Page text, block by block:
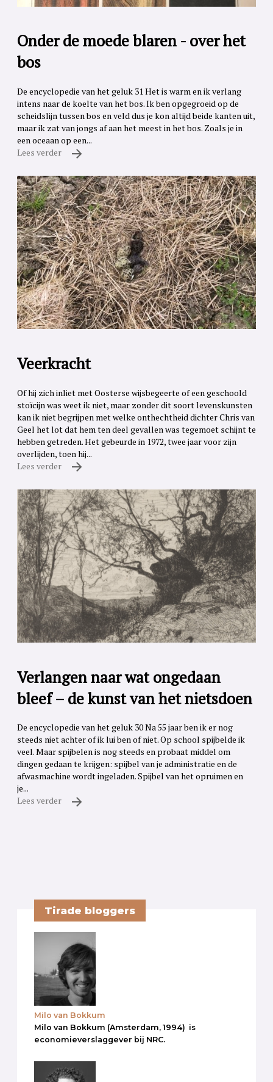
Onder de moede blaren - over het
bos
De encyclopedie van het geluk 31 Het is warm en ik verlang
intens naar de koelte van het bos. Ik ben opgegroeid op de
scheidslijn tussen bos en veld dus je kon altijd beide kanten uit,
maar ik zat van jongs af aan het meest in het bos. Zoals je in
een oceaan op een...
Lees verder
Veerkracht
Of hij zich inliet met Oosterse wijsbegeerte of een geschoold
stoïcijn was weet ik niet, maar zonder dit soort levenskunsten
kan ik niet begrijpen met welke onthechtheid dichter Chris van
Geel het lot dat hem ten deel gevallen was tegemoet schijnt te
hebben getreden. Het gebeurde in 1972, twee jaar voor zijn
overlijden, toen hij...
Lees verder
Verlangen naar wat ongedaan
bleef – de kunst van het nietsdoen
De encyclopedie van het geluk 30 Na 55 jaar ben ik er nog
steeds niet achter of ik lui ben of niet. Op school spijbelde ik
veel. Maar spijbelen is nog steeds en probaat middel om
dingen gedaan te krijgen: spijbel van je administratie en de
afwasmachine wordt ingeladen. Spijbel van het opruimen en
je...
Lees verder
Tirade bloggers
Milo van Bokkum
Milo van Bokkum (Amsterdam, 1994) is
economieverslaggever bij NRC.